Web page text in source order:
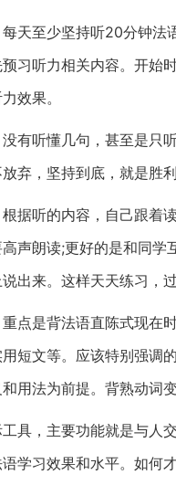
天至少坚持听20分钟法
习听力相关内容。开始
效果。
有听懂几句，甚至是只
弃，坚持到底，就是胜
据听的内容，自己跟着
声朗读;更好的是和同学
出来。这样天天练习，
点是背法语直陈式现在
短文等。应该特别强调
用法为前提。背熟动词
具，主要功能就是与人
学习效果和水平。如何